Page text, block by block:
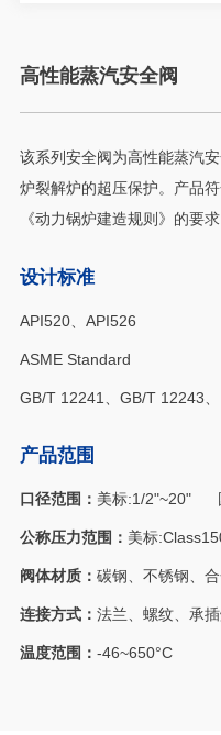
高性能蒸汽安全阀
该系列安全阀为高性能蒸汽
炉裂解炉的超压保护。产品
《动力锅炉建造规则》的要求
设计标准
API520、API526
ASME Standard
GB/T 12241、GB/T 12243
产品范围
口径范围： 美标:1/2"~20"
公称压力范围： 美标
阀体材质：碳钢、不锈钢、
连接方式：法兰、螺纹、承
温度范围：-46~650°C